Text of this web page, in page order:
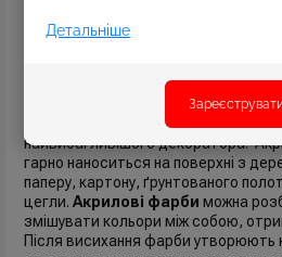
Детальніше
поверхню.
Матові, глянцеві, перламутри
різноманіття кольорів та ефектів
найвибагливішого декоратора.
гарно наноситься на поверхні з
паперу, картону, ґрунтованого
цегли. Акрилові фарби можна
змішувати кольори між собою,
Після висихання фарби утворюють